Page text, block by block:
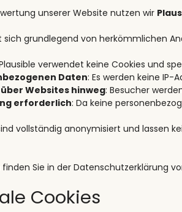
unserer Website nutzen wir
sich grundlegend von herkömmlichen
verwendet keine Cookies und
Daten: Es werden keine IP-
Websites hinweg: Besucher
erforderlich: Da keine
vollständig anonymisiert und lassen
Sie in der Datenschutzerklärung
Cookies